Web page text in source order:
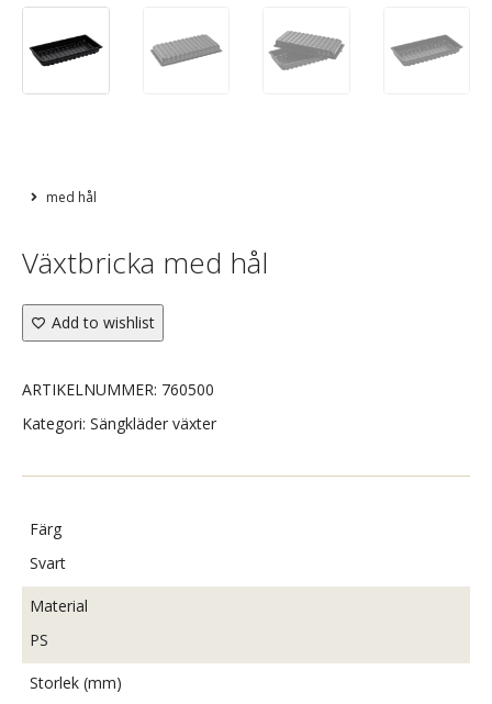
med hål
Växtbricka med hål
Add to wishlist
ARTIKELNUMMER: 760500
Kategori: Sängkläder växter
Färg
Svart
Material
PS
Storlek (mm)